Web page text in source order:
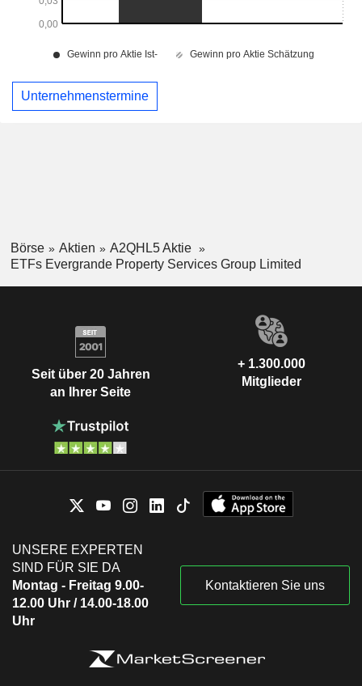
Unternehmenstermine
Börse Aktien
A2QHL5 Aktie
ETFs Evergrande Property Services Group Limited
Seit über 20 Jahren
an Ihrer Seite
+ 1.300.000
Mitglieder
UNSERE EXPERTEN
SIND FÜR SIE DA
Montag - Freitag 9.00-
12.00 Uhr / 14.00-18.00
Uhr
Kontaktieren Sie uns